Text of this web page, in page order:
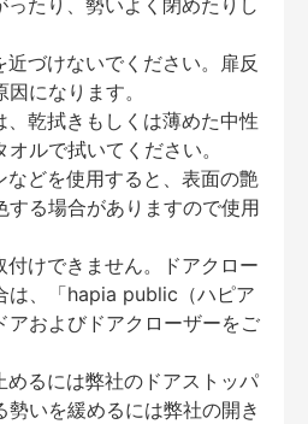
ったり、勢いよく閉めたりし
づけないでください。扉反
になります。
乾拭きもしくは薄めた中性
ルで拭いてください。
どを使用すると、表面の艶
する場合がありますので使用
けできません。ドアクロー
は、「hapia public（ハピア
アおよびドアクローザーをご
るには弊社のドアストッパ
勢いを緩めるには弊社の開き